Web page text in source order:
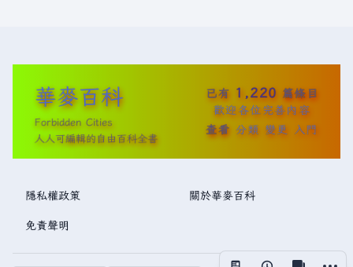
更多
華麥百科
Forbidden Cities
人人可編輯的自由百科全書
已有 1,220 篇條目
歡迎各位完善內容
查看 分類 變更 入門
隱私權政策 關於華麥百科
免責聲明